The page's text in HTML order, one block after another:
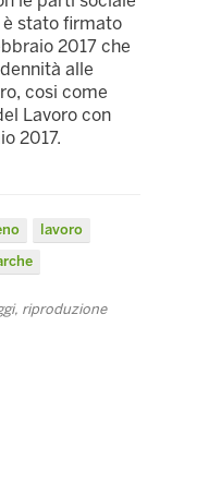
è stato firmato
2017 che
alle
cosi come
Lavoro con
2017.
lavoro
riproduzione